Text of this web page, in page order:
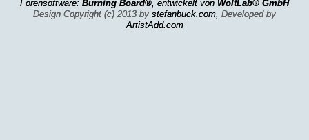
Forensoftware: Burning Board®, entwickelt von WoltLab® GmbH
Design Copyright (c) 2013 by stefanbuck.com, Developed by
ArtistAdd.com